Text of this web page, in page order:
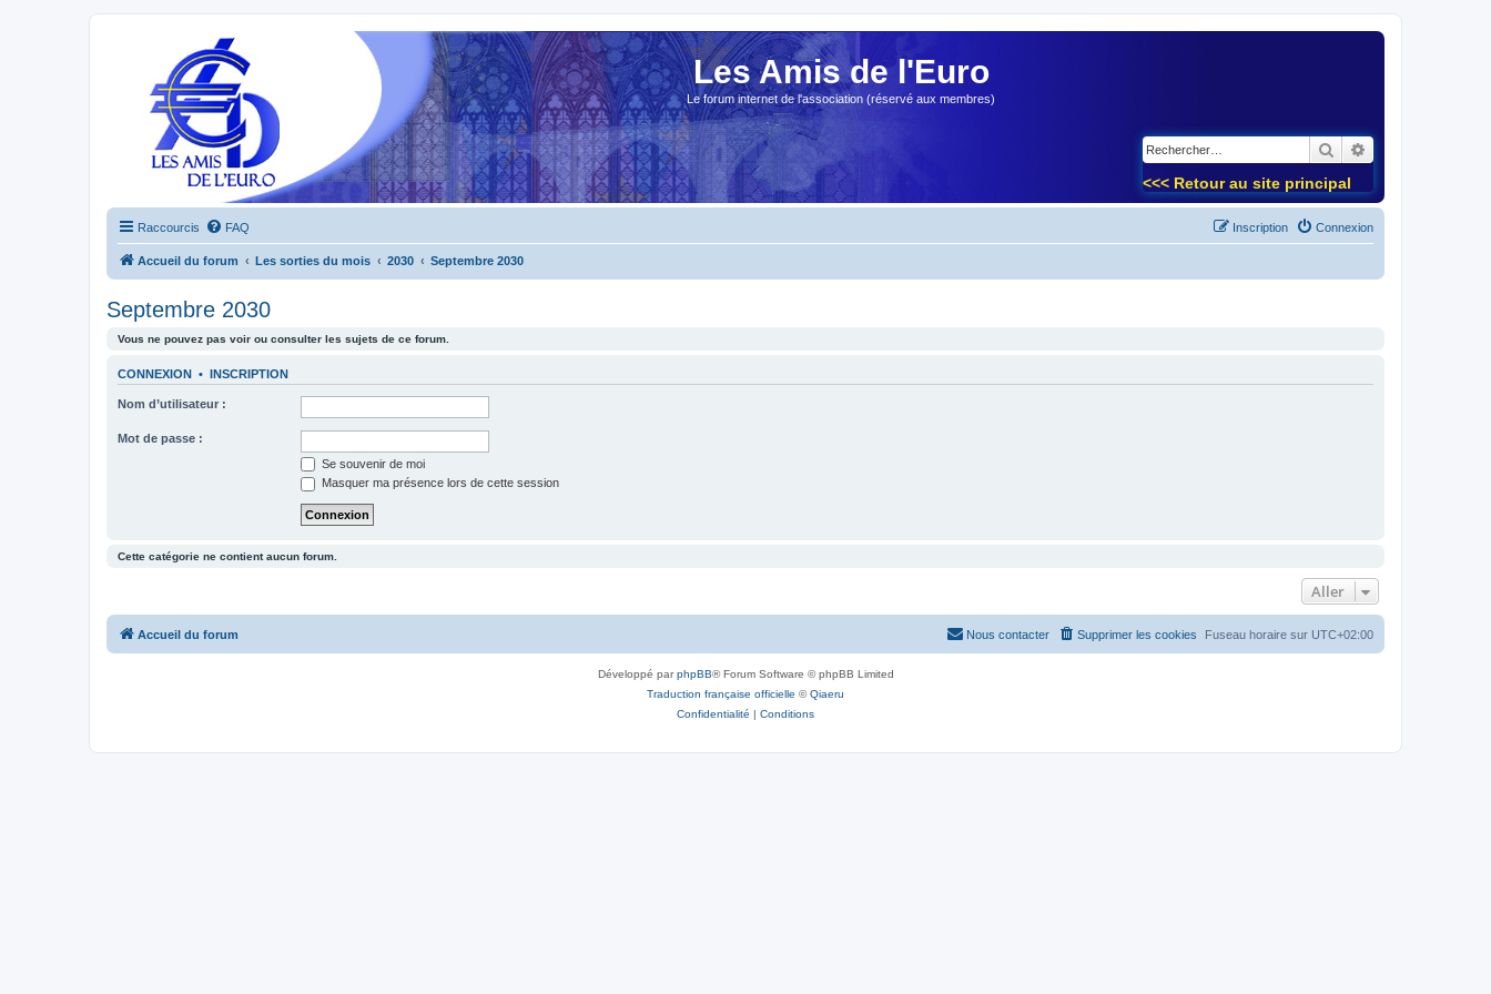
Les Amis de l'Euro
Le forum internet de l'association (réservé aux membres)
Rechercher
<<< Retour au site principal
Raccourcis FAQ Connexion
Inscription
Accueil du forum Les sorties du mois 2030 Septembre 2030
Septembre 2030
Vous ne pouvez pas voir ou consulter les sujets de ce forum.
CONNEXION • INSCRIPTION
Nom d’utilisateur :
Mot de passe :
Se souvenir de moi
Masquer ma présence lors de cette session
Cette catégorie ne contient aucun forum.
Aller
Accueil du forum Fuseau horaire sur UTC+02:00
Supprimer les cookies
Nous contacter
Développé parphpBB® Forum Software © phpBB Limited
Traduction française officielle ©Qiaeru
Confidentialité | Conditions